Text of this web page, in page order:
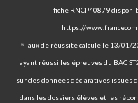
fiche RNCP40879
https://
⁶ Taux de réussite calculé le 13/01/
ayant réussi les épreuves du BAC
sur des données déclaratives issues
dans les dossiers élèves et les